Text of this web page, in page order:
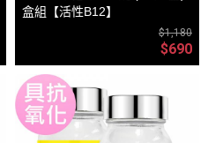
盒組【活性B12】
$1,180
$690